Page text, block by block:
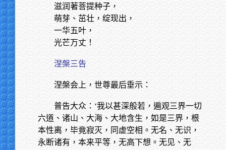
滋润著菩提种子，
萌芽、茁壮，绽现出，
一华五叶，
光芒万丈！
涅槃三告
涅槃会上，世尊最后垂示：
普告大众：‘我以甚深般若，遍观三界一切
六道、诸山、大海、大地含生，如是三界，根
本性离，毕竟寂灭，同虚空相。无名、无识，
永断诸有，本来平等，无高下想。无见、无